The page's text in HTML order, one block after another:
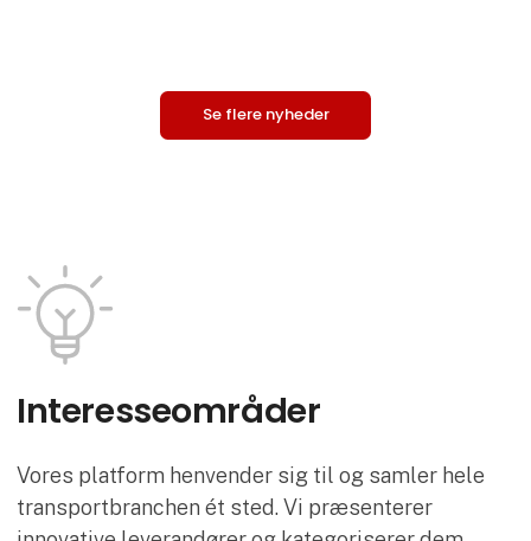
Se flere nyheder
Interesse­områder
Vores platform henvender sig til og samler hele
transportbranchen ét sted. Vi præsenterer